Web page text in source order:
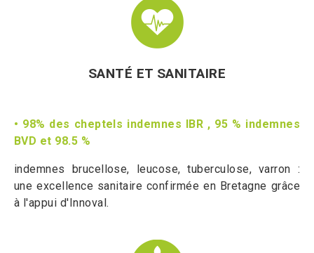
SANTÉ ET SANITAIRE
• 98% des cheptels indemnes IBR , 95 % indemnes
BVD et 98.5 %
indemnes brucellose, leucose, tuberculose, varron :
une excellence sanitaire confirmée en Bretagne grâce
à l'appui d'Innoval.